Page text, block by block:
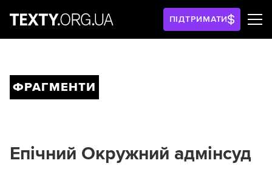
ПІДТРИМАТИ
ФРАГМЕНТИ
Епічний Окружний адмінсуд